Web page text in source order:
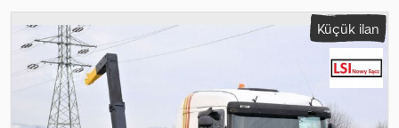
Küçük ilan